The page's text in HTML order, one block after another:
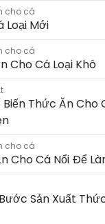
cho cá
Loại Mới
cho cá
Cho Cá Loại Khô
Thức Ăn Cho
cho cá
Cho Cá Nổi Để
Sản Xuất